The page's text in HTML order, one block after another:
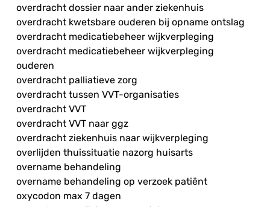
overdracht dossier naar ander ziekenhuis
overdracht kwetsbare ouderen bij opname ontslag
overdracht medicatiebeheer wijkverpleging
overdracht medicatiebeheer wijkverpleging
ouderen
overdracht palliatieve zorg
overdracht tussen VVT-organisaties
overdracht VVT
overdracht VVT naar ggz
overdracht ziekenhuis naar wijkverpleging
overlijden thuissituatie nazorg huisarts
overname behandeling
overname behandeling op verzoek patiënt
oxycodon max 7 dagen